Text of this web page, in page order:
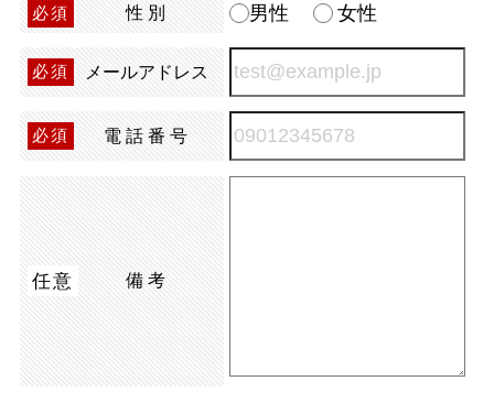
必須 性別 男性 女性
必須 メールアドレス
必須 電話番号
任意 備考